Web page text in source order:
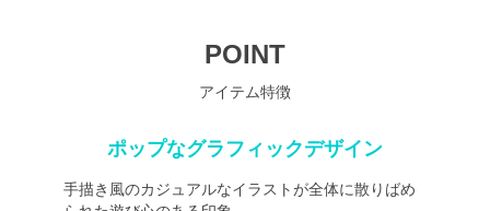
POINT
アイテム特徴
ポップなグラフィックデザイン
手描き風のカジュアルなイラストが全体に散りばめ